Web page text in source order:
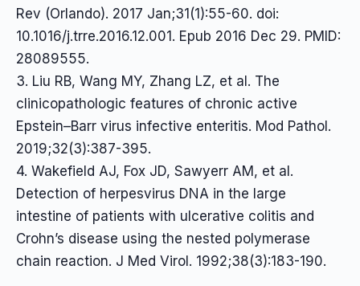
Rev (Orlando). 2017 Jan;31(1):55-60. doi:
10.1016/j.trre.2016.12.001. Epub 2016 Dec 29. PMID:
28089555.
3. Liu RB, Wang MY, Zhang LZ, et al. The
clinicopathologic features of chronic active
Epstein–Barr virus infective enteritis. Mod Pathol.
2019;32(3):387-395.
4. Wakefield AJ, Fox JD, Sawyerr AM, et al.
Detection of herpesvirus DNA in the large
intestine of patients with ulcerative colitis and
Crohn’s disease using the nested polymerase
chain reaction. J Med Virol. 1992;38(3):183-190.